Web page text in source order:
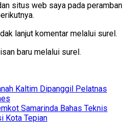
situs web saya pada peramban
lanjut komentar melalui surel.
baru melalui surel.
Kaltim Dipanggil Pelatnas
Samarinda Bahas Teknis
Kota Tepian